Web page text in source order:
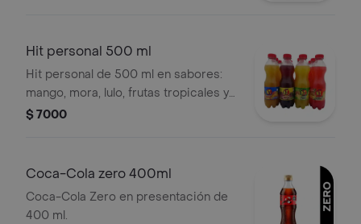
Hit personal 500 ml
Hit personal de 500 ml en sabores:
mango, mora, lulo, frutas tropicales y
naranja piña.
$ 7000
Coca-Cola zero 400ml
Coca-Cola Zero en presentación de
400 ml.